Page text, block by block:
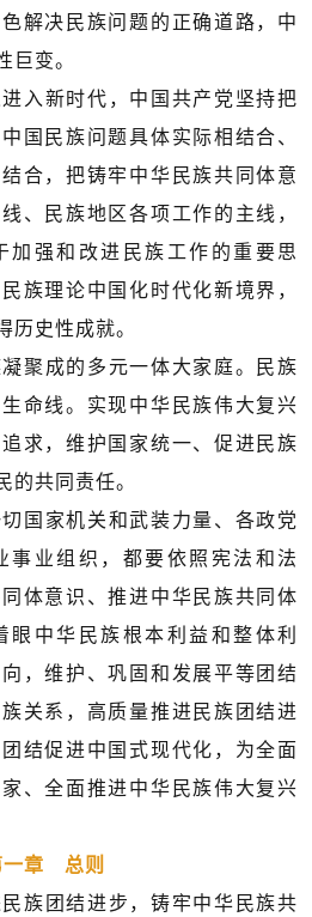
解决民族问题的正确道路，中
变。
入新时代，中国共产党坚持把
国民族问题具体实际相结合、
合，把铸牢中华民族共同体意
、民族地区各项工作的主线，
加强和改进民族工作的重要思
族理论中国化时代化新境界，
史性成就。
聚成的多元一体大家庭。民族
命线。实现中华民族伟大复兴
求，维护国家统一、促进民族
共同责任。
国家机关和武装力量、各政党
事业组织，都要依照宪法和法
体意识、推进中华民族共同体
眼中华民族根本利益和整体利
，维护、巩固和发展平等团结
关系，高质量推进民族团结进
结促进中国式现代化，为全面
、全面推进中华民族伟大复兴
一章 总则
族团结进步，铸牢中华民族共